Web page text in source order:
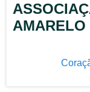
AMARELO